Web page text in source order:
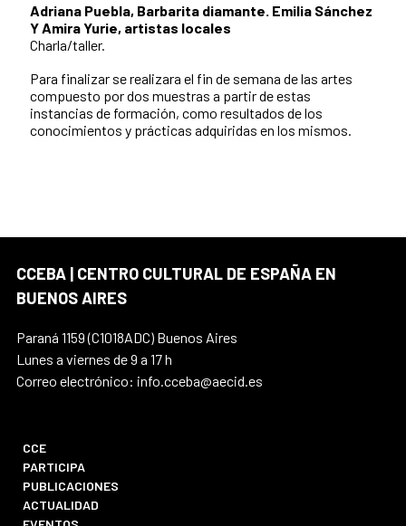
Adriana Puebla, Barbarita diamante. Emilia Sánchez
Y Amira Yurie, artistas locales
Charla/taller.
Para finalizar se realizara el fin de semana de las artes
compuesto por dos muestras a partir de estas
instancias de formación, como resultados de los
conocimientos y prácticas adquiridas en los mismos.
CCEBA | CENTRO CULTURAL DE ESPAÑA EN
BUENOS AIRES
Paraná 1159 (C1018ADC) Buenos Aires
Lunes a viernes de 9 a 17 h
Correo electrónico: info.cceba@aecid.es
CCE
PARTICIPA
PUBLICACIONES
ACTUALIDAD